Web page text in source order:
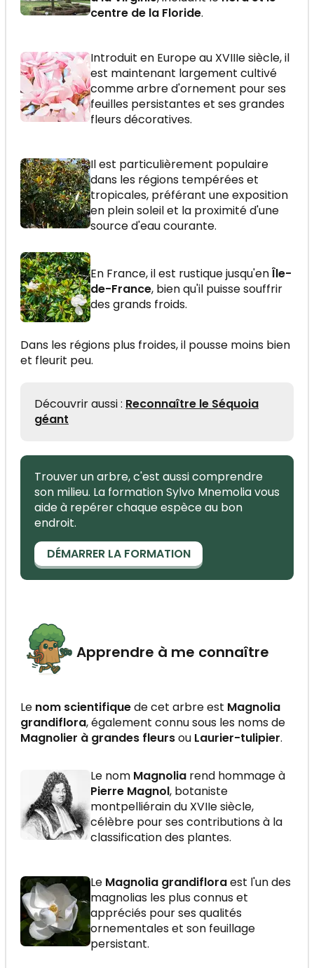
centre de la Floride.
Introduit en Europe au XVIIIe siècle, il
est maintenant largement cultivé
comme arbre d'ornement pour ses
feuilles persistantes et ses grandes
fleurs décoratives.
Il est particulièrement populaire
dans les régions tempérées et
tropicales, préférant une exposition
en plein soleil et la proximité d'une
source d'eau courante.
En France, il est rustique jusqu'enÎle-
de-France, bien qu'il puisse souffrir
des grands froids.
Dans les régions plus froides, il pousse moins bien
et fleurit peu.
Découvrir aussi : Reconnaître le Séquoia
géant
Trouver un arbre, c'est aussi comprendre
son milieu. La formation Sylvo Mnemolia vous
aide à repérer chaque espèce au bon
endroit.
DÉMARRER LA FORMATION
Apprendre à me connaître
Le nom scientifiquede cet arbre est Magnolia
grandiflora, également connu sous les noms de
Magnolier à grandes fleursou Laurier-tulipier.
Le nom Magnolia rend hommage à
Pierre Magnol, botaniste
montpelliérain du XVIIe siècle,
célèbre pour ses contributions à la
classification des plantes.
Le Magnolia grandifloraest l'un des
magnolias les plus connus et
appréciés pour ses qualités
ornementales et son feuillage
persistant.